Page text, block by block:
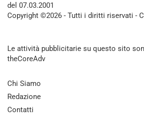
del 07.03.2001
Copyright ©2026 - Tutti i diritti riservati -
Le attività pubblicitarie su questo sito
theCoreAdv
Chi Siamo
Redazione
Contatti